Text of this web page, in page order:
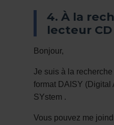
4. À la
lecteur CD
Bonjour,
Je suis à la recherche
format DAISY (Digital
SYstem .
Vous pouvez me